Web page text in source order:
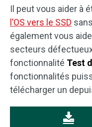
Il peut vous aider à
l’OS vers le SSD
également vous
secteurs
fonctionnalité Test
fonctionnalités
télécharger un